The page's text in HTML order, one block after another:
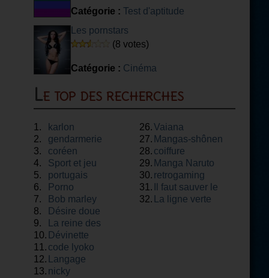
Catégorie : Test d'aptitude
Les pornstars
(8 votes)
Catégorie : Cinéma
Le top des recherches
1.
karlon
2.
gendarmerie
3.
coréen
4.
Sport et jeu
5.
portugais
6.
Porno
7.
Bob marley
8.
Désire doue
9.
La reine des
neiges
10. Dévinette
11. code lyoko
12.
Langage
13. nicky
26.Vaiana
27. Mangas-shônen
28. coiffure
29. Manga Naruto
30. retrogaming
31.
Il faut sauver le
soldat rayan
32. La ligne verte